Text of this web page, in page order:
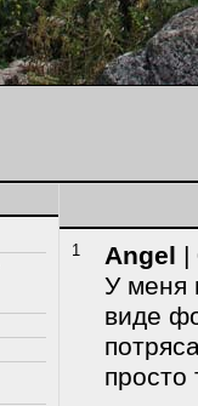
1 Angel |
У меня
виде